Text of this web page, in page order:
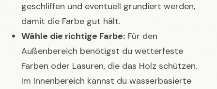
geschliffen und eventuell grundiert werden,
damit die Farbe gut hält.
Wähle die richtige Farbe: Für den
Außenbereich benötigst du wetterfeste
Farben oder Lasuren, die das Holz schützen.
Im Innenbereich kannst du wasserbasierte